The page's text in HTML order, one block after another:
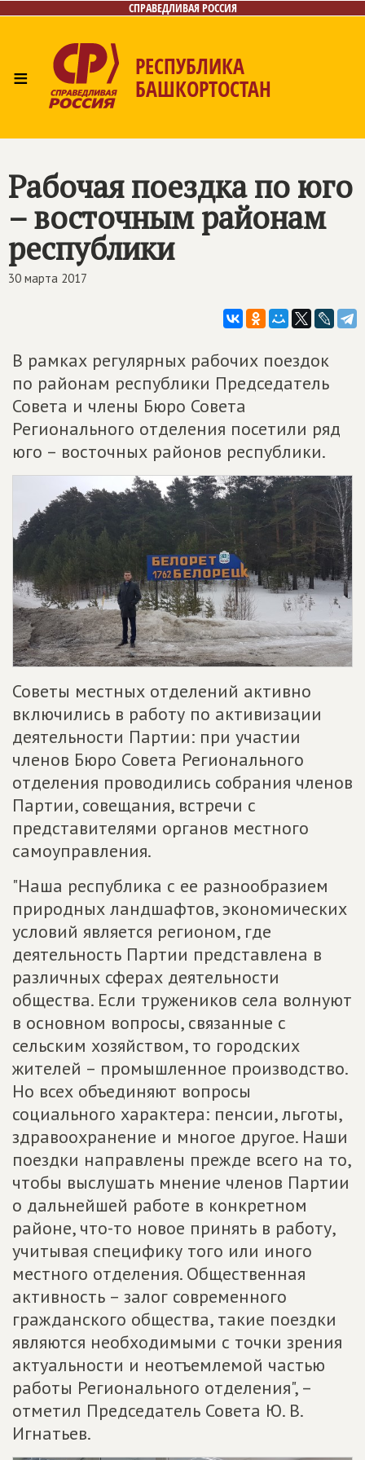
СПРАВЕДЛИВАЯ РОССИЯ
≡ РЕСПУБЛИКА
БАШКОРТОСТАН
Рабочая поездка по юго
– восточным районам
республики
30 марта 2017
В рамках регулярных рабочих поездок
по районам республики Председатель
Совета и члены Бюро Совета
Регионального отделения посетили ряд
юго – восточных районов республики.
Советы местных отделений активно
включились в работу по активизации
деятельности Партии: при участии
членов Бюро Совета Регионального
отделения проводились собрания членов
Партии, совещания, встречи с
представителями органов местного
самоуправления.
"Наша республика с ее разнообразием
природных ландшафтов, экономических
условий является регионом, где
деятельность Партии представлена в
различных сферах деятельности
общества. Если тружеников села волнуют
в основном вопросы, связанные с
сельским хозяйством, то городских
жителей – промышленное производство.
Но всех объединяют вопросы
социального характера: пенсии, льготы,
здравоохранение и многое другое. Наши
поездки направлены прежде всего на то,
чтобы выслушать мнение членов Партии
о дальнейшей работе в конкретном
районе, что-то новое принять в работу,
учитывая специфику того или иного
местного отделения. Общественная
активность – залог современного
гражданского общества, такие поездки
являются необходимыми с точки зрения
актуальности и неотъемлемой частью
работы Регионального отделения", –
отметил Председатель Совета Ю. В.
Игнатьев.